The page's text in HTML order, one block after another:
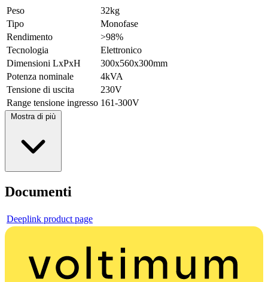
Peso
32kg
Tipo
Monofase
Rendimento
>98%
Tecnologia
Elettronico
Dimensioni LxPxH
300x560x300mm
Potenza nominale
4kVA
Tensione di uscita
230V
Range tensione ingresso 161-300V
Mostra di più
Documenti
Deeplink product page